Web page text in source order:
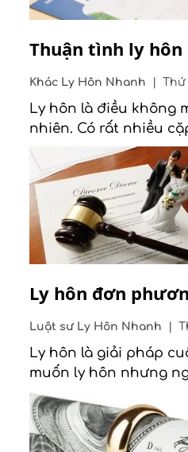
Thuận tình ly
Khác Ly Hôn Nhanh Thứ
Ly hôn là điều không
nhiên. Có rất nhiều
Ly hôn đơn
Luật sư Ly Hôn Nhanh
Ly hôn là giải pháp
muốn ly hôn nhưng